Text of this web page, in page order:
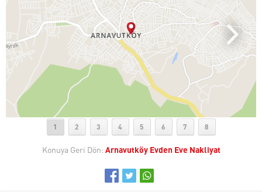
1 2 3 4 5 6 7 8
Konuya Geri Dön: Arnavutköy Evden Eve Nakliyat